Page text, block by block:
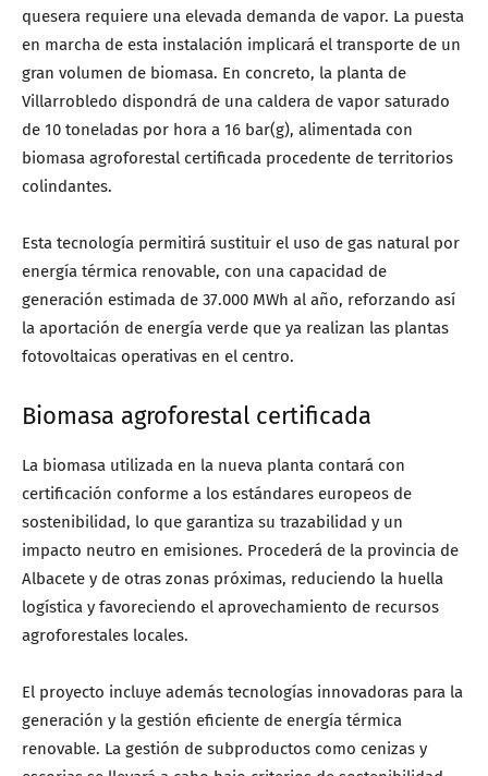
quesera requiere una elevada demanda de vapor. La puesta
en marcha de esta instalación implicará el transporte de un
gran volumen de biomasa. En concreto, la planta de
Villarrobledo dispondrá de una caldera de vapor saturado
de 10 toneladas por hora a 16 bar(g), alimentada con
biomasa agroforestal certificada procedente de territorios
colindantes.
Esta tecnología permitirá sustituir el uso de gas natural por
energía térmica renovable, con una capacidad de
generación estimada de 37.000 MWh al año, reforzando así
la aportación de energía verde que ya realizan las plantas
fotovoltaicas operativas en el centro.
Biomasa agroforestal certificada
La biomasa utilizada en la nueva planta contará con
certificación conforme a los estándares europeos de
sostenibilidad, lo que garantiza su trazabilidad y un
impacto neutro en emisiones. Procederá de la provincia de
Albacete y de otras zonas próximas, reduciendo la huella
logística y favoreciendo el aprovechamiento de recursos
agroforestales locales.
El proyecto incluye además tecnologías innovadoras para la
generación y la gestión eficiente de energía térmica
renovable. La gestión de subproductos como cenizas y